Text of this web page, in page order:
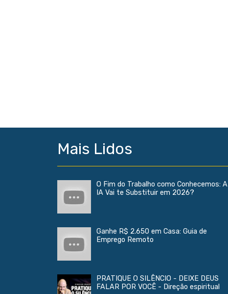
Mais Lidos
O Fim do Trabalho como Conhecemos: A
IA Vai te Substituir em 2026?
Ganhe R$ 2.650 em Casa: Guia de
Emprego Remoto
PRATIQUE O SILÊNCIO - DEIXE DEUS
FALAR POR VOCÊ - Direção espiritual